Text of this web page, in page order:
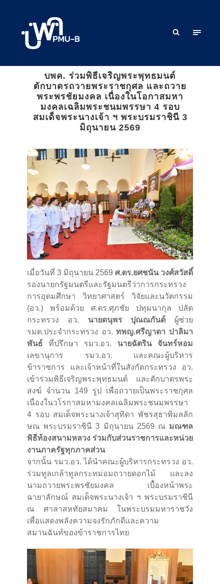
บพค. ร่วมพิธีเจริญพระพุทธมนต์
ตักบาตรถวายพระราชกุศล และถวาย
พระพรชัยมงคล เนื่องในโอกาสมหา
มงคลเฉลิมพระชนมพรรษา 4 รอบ
สมเด็จพระนางเจ้า ฯ พระบรมราชินี 3
มิถุนายน 2569
เมื่อวันที่ 3 มิถุนายน 2569 ศ.ดร.ยศชนัน วงศ์สวัสดิ์
รองนายกรัฐมนตรีและรัฐมนตรีว่าการกระทรวง
การอุดมศึกษา วิทยาศาสตร์ วิจัยและนวัตกรรม
(อว.) พร้อมด้วย ศ.ดร.ศุภชัย ปทุมนากุล ปลัด
กระทรวง อว. นายดนุพร ปุณณกันต์ ผู้ช่วย
รมต.ประจำกระทรวง อว.ทพญ.ศรีญาดา ปาลิมา
พันธ์ ที่ปรึกษา รมว.อว. นายฉัตริน จันทร์หอม
เลขานุการ รมว.อว. และคณะผู้บริหาร
ข้าราชการ และเจ้าหน้าที่ในสังกัดกระทรวง อว.
เข้าร่วมพิธีเจริญพระพุทธมนต์ และตักบาตรพระ
สงฆ์ จำนวน 149 รูป เพื่อถวายเป็นพระราชกุศล
เนื่องในวโรกาสมหามงคลเฉลิมพระชนมพรรษา
4 รอบ สมเด็จพระนางเจ้าสุทิดา พัชรสุธาพิมลลัก
ษณ พระบรมราชินี 3 มิถุนายน 2569 ณ มณฑล
พิธีท้องสนามหลวง ร่วมกับส่วนราชการและหน่วย
งานภาครัฐทุกภาคส่วน
จากนั้น รมว.อว. ได้นำคณะผู้บริหารกระทรวง อว.
ร่วมทูลเกล้าทูลกระหม่อมถวายดอกไม้ และลง
นามถวายพระพรชัยมงคล เบื้องหน้าพระ
ฉายาลักษณ์ สมเด็จพระนางเจ้า ฯ พระบรมราชินี
ณ ศาลาสหทัยสมาคม ในพระบรมมหาราชวัง
เพื่อแสดงพลังความจงรักภักดีและความ
สมานฉันท์ของข้าราชการไทย